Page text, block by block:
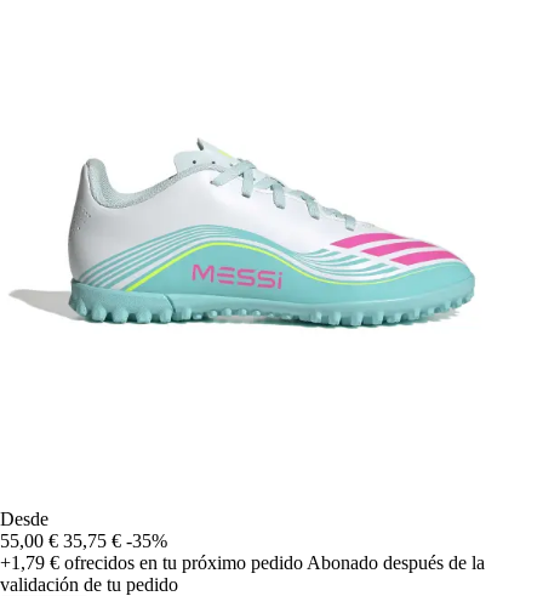
Desde
55,00 € 35,75 € -35%
+1,79 € ofrecidos en tu próximo pedido Abonado después de la
validación de tu pedido